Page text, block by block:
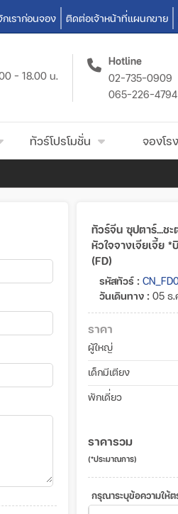
กเราก่อนจอง ติดต่อเจ้าหน้าที่แผนกขาย
- 18.00 น.
Hotline
02-735-0909
065-226-4794
ทัวร์โปรโมชั่น จองโร
ทัวร์จีน ซุปตาร์...ช
หัวใจจางเจียเจี้ย
(FD)
รหัสทัวร์ :
วันเดินทาง : 05 ธ.
ราคา
ผู้ใหญ่
เด็กมีเตียง
พักเดี่ยว
ราคารวม
(*ประมาณการ)
กรุณาระบุข้อความให้